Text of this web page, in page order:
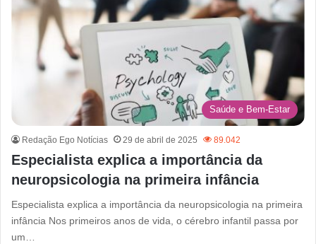
Saúde e Bem-Estar
Redação Ego Notícias 29 de abril de 2025 89.042
Especialista explica a importância da
neuropsicologia na primeira infância
Especialista explica a importância da neuropsicologia na primeira
infância Nos primeiros anos de vida, o cérebro infantil passa por
um…